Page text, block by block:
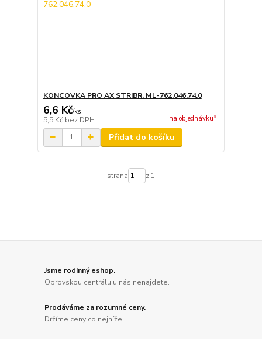
KONCOVKA PRO AX STRIBR. ML-762.046.74.0
6,6 Kč/ks
5,5 Kč bez DPH na objednávku*
Přidat do košíku
strana z 1
Jsme rodinný eshop.
Obrovskou centrálu u nás nenajdete.
Prodáváme za rozumné ceny.
Držíme ceny co nejníže.